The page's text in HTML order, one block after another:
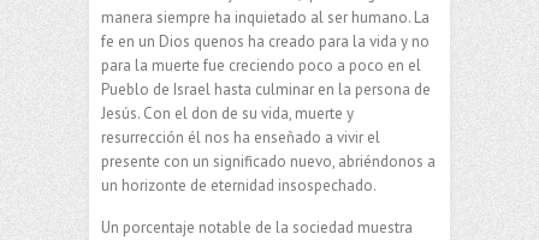
manera siempre ha inquietado al ser humano. La
fe en un Dios quenos ha creado para la vida y no
para la muerte fue creciendo poco a poco en el
Pueblo de Israel hasta culminar en la persona de
Jesús. Con el don de su vida, muerte y
resurrección él nos ha enseñado a vivir el
presente con un significado nuevo, abriéndonos a
un horizonte de eternidad insospechado.
Un porcentaje notable de la sociedad muestra